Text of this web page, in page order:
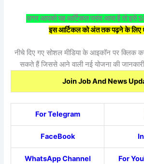
अगर आपको यह आर्टिकल पसंद आया है तो इसे
इस आर्टिकल को अंत तक पढ़ने के लिए
नीचे दिए गए सोशल मीडिया के आइकॉन पर क्लिक
सकते हैं जिससे आने वाली नई योजना की
Join Job And News
For Telegram
FaceBook
WhatsApp Channel For